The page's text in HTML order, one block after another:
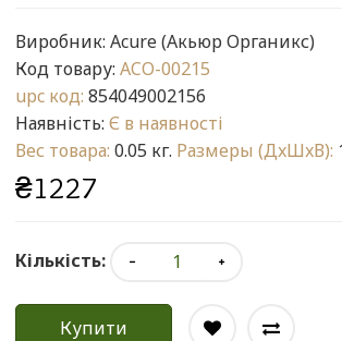
Виробник: Acure (Акьюр Органикс)
Код товару: ACO-00215
upc код: 854049002156
Наявність: Є в наявності
Вес товара: 0.05 кг. Размеры (ДxШxВ):
₴1227
Кількість:
Купити